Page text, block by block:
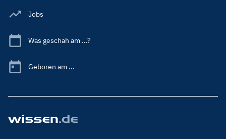
Jobs
Was geschah am ...?
Geboren am ...